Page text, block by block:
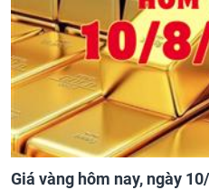
Giá vàng hôm nay, ngày